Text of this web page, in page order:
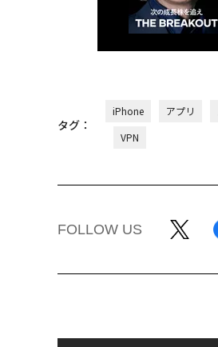
タグ：
iPhone アプリ
VPN
FOLLOW US